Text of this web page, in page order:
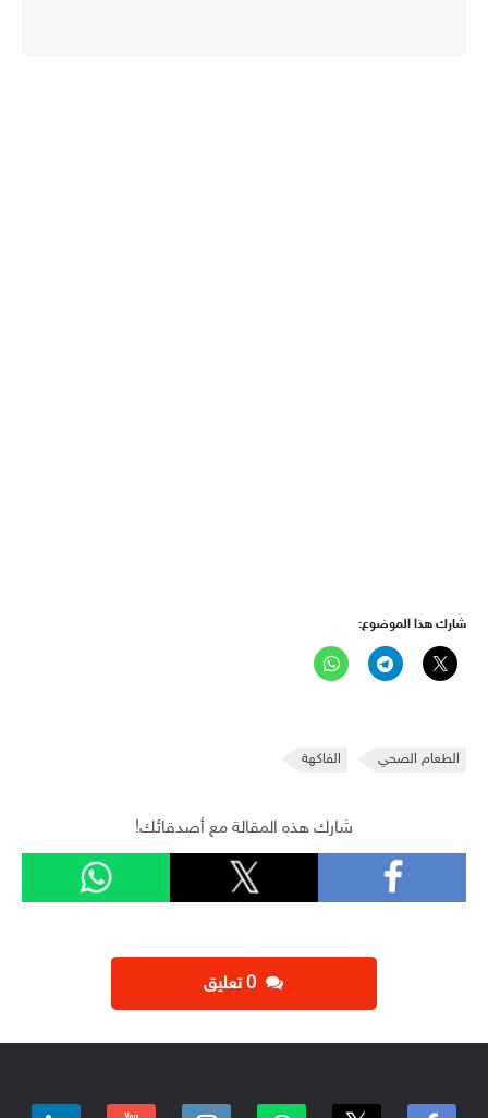
شارك هذا الموضوع:
الطعام الصحي الفاكهة
شارك هذه المقالة مع أصدقائك!